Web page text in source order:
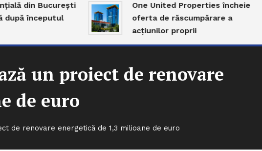
din București
începutul
One United Properties încheie
oferta de răscumpărare a
acțiunilor proprii
un proiect de renovare
de euro
de renovare energetică de 1,3 milioane de euro